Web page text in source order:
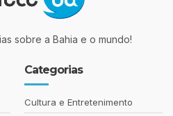
sobre a Bahia e o mundo!
Categorias
Cultura e Entretenimento